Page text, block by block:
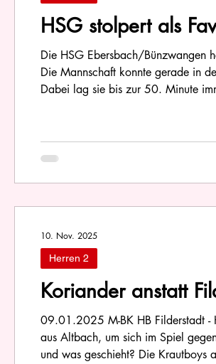
HSG stolpert als
Die HSG Ebersbach/Bünzwangen
Die Mannschaft konnte gerade in
Dabei lag sie bis zur 50. Minute
Koriander anstatt
09.01.2025 M-BK HB Filderstadt -
aus Altbach, um sich im Spiel
und was geschieht? Die Krautboys
Herren 2
10. Nov. 2025